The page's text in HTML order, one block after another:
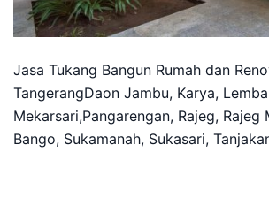
Jasa Tukang Bangun Rumah dan
TangerangDaon Jambu, Karya,
Mekarsari,Pangarengan, Rajeg, Rajeg
Bango, Sukamanah, Sukasari,